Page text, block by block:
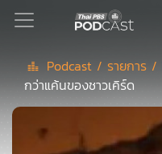
Podcast
Podcast / รายการ /
กว่าแค้นของชาวเคิร์ด